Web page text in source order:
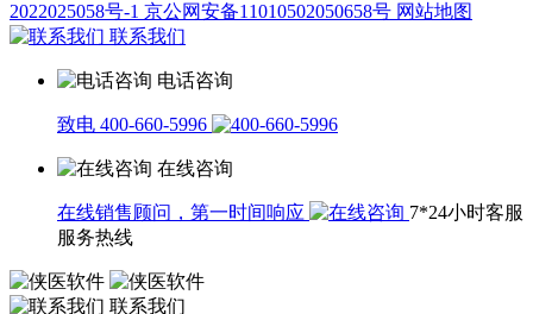
2022025058号-1 京公网安备11010502050658号 网站地图
联系我们
电话咨询
致电 400-660-5996
在线咨询
在线销售顾问，第一时间响应
7*24小时客服
服务热线
联系我们